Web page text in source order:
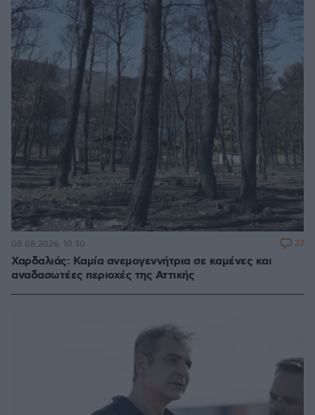
Χαρδαλιάς: Καμία ανεμογεννήτρια σε καμένες και
αναδασωτέες περιοχές της Αττικής
08.08.2026, 10:30 27